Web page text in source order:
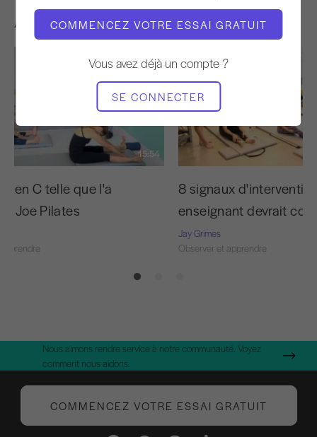
COMMENCEZ VOTRE ESSAI GRATUIT
Vous avez déjà un compte ?
SE CONNECTER
Autres séances d'entraînement
15:54
en C telle que l'a
Joe Pilates
8 signaux
enseignant devrait
Jay Grimes
Observer et apprendre
Nous aimons rendre service à notre communauté. Voyez
comment nous aidons.
COMMENCEZ VOTRE ESSAI GRATUIT